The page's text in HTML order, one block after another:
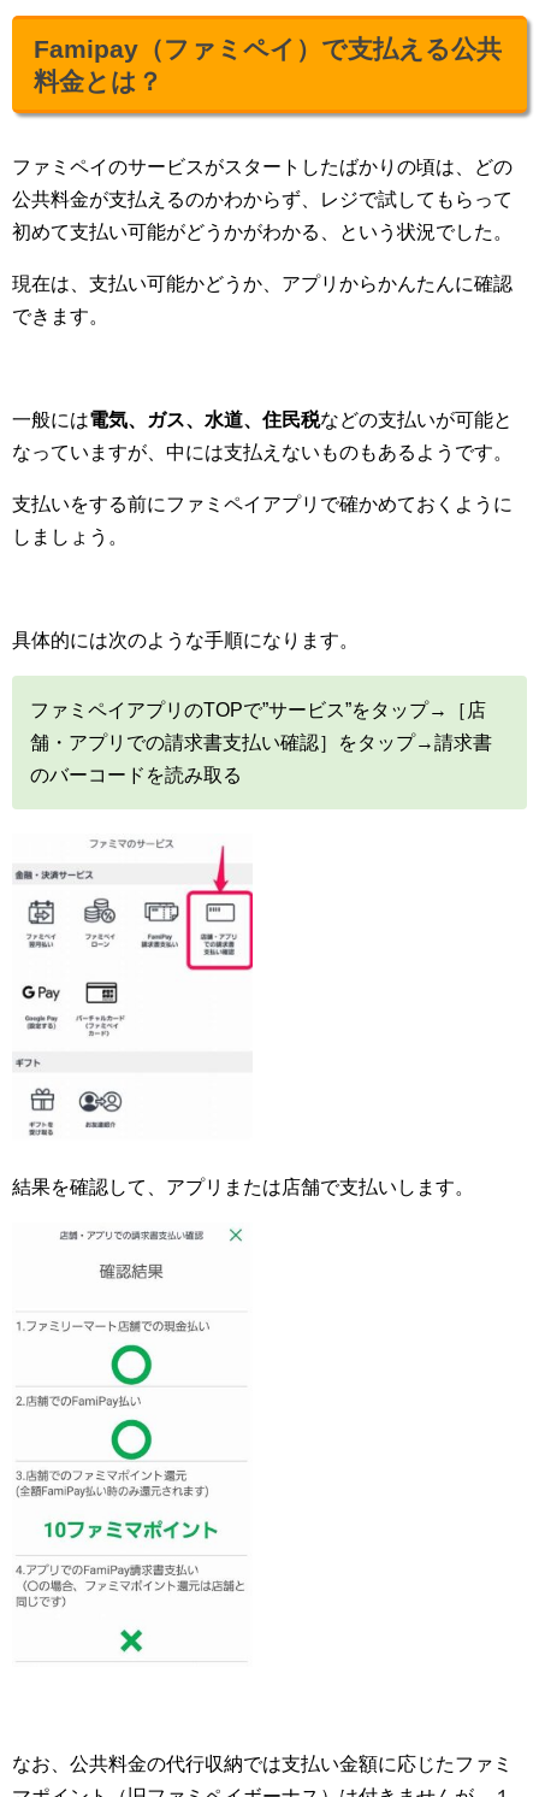
Famipay（ファミペイ）で支払える公共
料金とは？
ファミペイのサービスがスタートしたばかりの頃は、どの
公共料金が支払えるのかわからず、レジで試してもらって
初めて支払い可能がどうかがわかる、という状況でした。
現在は、支払い可能かどうか、アプリからかんたんに確認
できます。
一般には電気、ガス、水道、住民税などの支払いが可能と
なっていますが、中には支払えないものもあるようです。
支払いをする前にファミペイアプリで確かめておくように
しましょう。
具体的には次のような手順になります。
ファミペイアプリのTOPで”サービス”をタップ→［店
舗・アプリでの請求書支払い確認］をタップ→請求書
のバーコードを読み取る
結果を確認して、アプリまたは店舗で支払いします。
なお、公共料金の代行収納では支払い金額に応じたファミ